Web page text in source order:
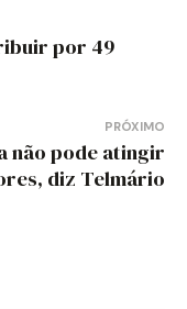
por 49
PRÓXIMO
não pode atingir
diz Telmário